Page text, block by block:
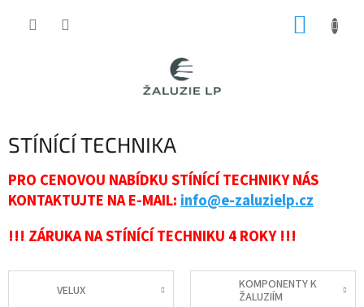
STÍNÍCÍ TECHNIKA
PRO CENOVOU NABÍDKU STÍNÍCÍ TECHNIKY NÁS
KONTAKTUJTE NA E-MAIL: info@e-zaluzielp.cz
!!! ZÁRUKA NA STÍNÍCÍ TECHNIKU 4 ROKY !!!
VELUX
KOMPONENTY K
ŽALUZIÍM